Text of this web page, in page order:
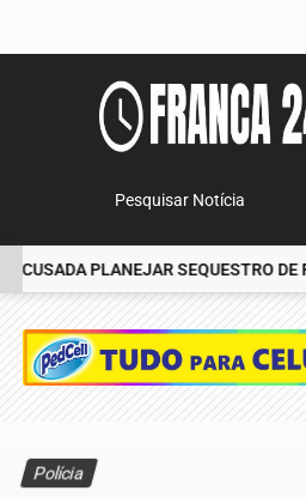
Pesquisar Notícia
PLANEJAR SEQUESTRO DE
Polícia